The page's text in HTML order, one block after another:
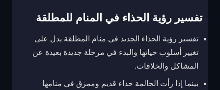
تفسير رؤية الحذاء في المنام للمطلقة
تفسير رؤية الحذاء الجديد في منام المطلقة يدل على
تغيير أسلوب حياتها والبدء في مرحلة جديدة بعيدة عن
المشاكل والخلافات.
بينما إذا رأت الحالمة حذاء قديم وممزق في منامها